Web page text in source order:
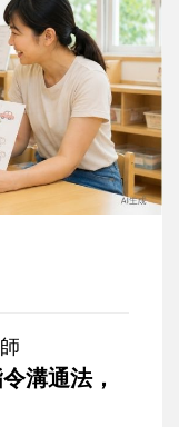
溝通法，